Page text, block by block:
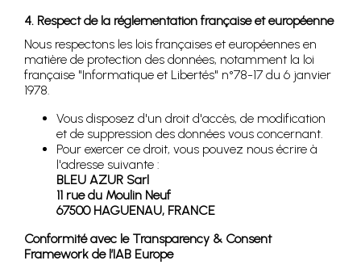
4. Respect de la réglementation française et européenne
Nous respectons les lois françaises et européennes en
matière de protection des données, notamment la loi
française "Informatique et Libertés" n°78-17 du 6 janvier
1978.
Vous disposez d'un droit d'accès, de modification
et de suppression des données vous concernant.
Pour exercer ce droit, vous pouvez nous écrire à
l'adresse suivante :
BLEU AZUR Sarl
11 rue du Moulin Neuf
67500 HAGUENAU, FRANCE
Conformité avec le Transparency & Consent
Framework de l’IAB Europe